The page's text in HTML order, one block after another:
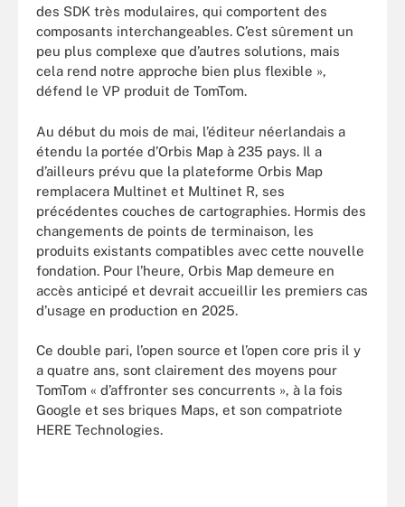
des SDK très modulaires, qui comportent des
composants interchangeables. C’est sûrement un
peu plus complexe que d’autres solutions, mais
cela rend notre approche bien plus flexible »,
défend le VP produit de TomTom.
Au début du mois de mai, l’éditeur néerlandais a
étendu la portée d’Orbis Map à 235 pays. Il a
d’ailleurs prévu que la plateforme Orbis Map
remplacera Multinet et Multinet R, ses
précédentes couches de cartographies. Hormis des
changements de points de terminaison, les
produits existants compatibles avec cette nouvelle
fondation. Pour l’heure, Orbis Map demeure en
accès anticipé et devrait accueillir les premiers cas
d’usage en production en 2025.
Ce double pari, l’open source et l’open core pris il y
a quatre ans, sont clairement des moyens pour
TomTom « d’affronter ses concurrents », à la fois
Google et ses briques Maps, et son compatriote
HERE Technologies.